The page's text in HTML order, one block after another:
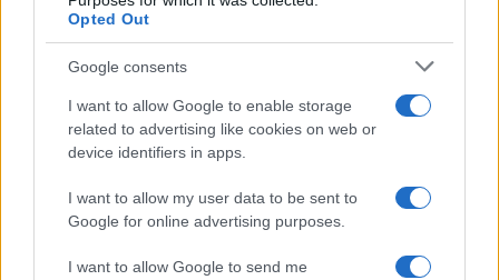
Opted Out
Google consents
I want to allow Google to enable storage
related to advertising like cookies on web or
device identifiers in apps.
I want to allow my user data to be sent to
Google for online advertising purposes.
I want to allow Google to send me
su ciudad.
Para señalar a la redacción de cualquier error en el uso del material
confidencial, escríbanos a
: nos ocuparemos de
la retirada del material que atenta contra los derechos de terceros.
Copyright © 2024 | Actualidad.es - Publicado en España por
Contacto-Politica de cookies- Política de privacidad Aviso legal
Procesamiento de datos
tecnología con Inteligencia Artificial y por creadores independientes